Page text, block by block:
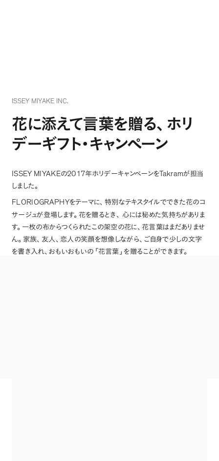
ISSEY MIYAKE INC.
花に添えて言葉を贈る、 ホリ
デーギフト・キャンペーン
ISSEY MIYAKEの2017年ホリデーキャンペーンをTakramが担当
しました。
FLORIOGRAPHYをテーマに、 特別なテキスタイルでできた花のコ
サージュが登場します。 花を贈るとき 、
心には秘めた気持ちがありま
す。 一枚の布からつくられたこの架空の花に、 花言葉はまだありませ
ん。 家族、 友人 、 恋人の笑顔を想像しながら、 ご自身で少しの文字
を書き入れ、 おもいおもいの 「 花言葉 」 を贈ることができます。